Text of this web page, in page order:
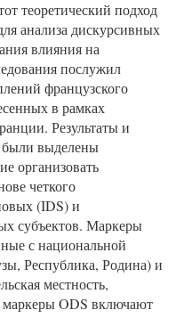
теоретический подход
анализа дискурсивных
влияния на
послужил
французского
в рамках
Результаты и
были выделены
организовать
четкого
(IDS) и
субъектов. Маркеры
с национальной
Республика, Родина) и
местность,
маркеры ODS включают